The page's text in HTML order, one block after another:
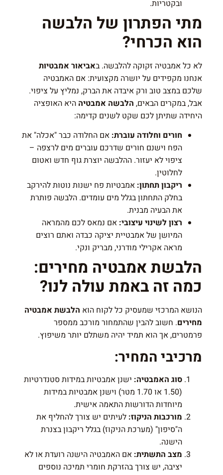
ובקטריות.
מתי הפתרון של הלבשה
הוא הכרחי?
לא כל אמבטיה זקוקה להלבשה. באביאור אמבטיות
אנחנו מקפידים על יושרה מקצועית: אם האמבטיה
שלכם במצב טוב ורק איבדה את הברק, נמליץ על ציפוי.
אבל, במקרים הבאים, הלבשה אמבטיההיא האופציה
היחידה שתיתן לכם שקט לשנים קדימה:
חורים וחלודה עוברת:אם החלודה כבר "אכלה" את
הפח וישנם חורים שדרכם עוברים מים לרצפה –
ציפוי לא יעזור. ההלבשה יוצרת גוף חדש ואטום
לחלוטין.
ריקבון תחתון:אמבטיות פח ישנות נוטות להירקב
בחלק התחתון בגלל מים עומדים. הלבשה פותרת
את הבעיה מבנית.
רצון לשינוי עיצובי:אם נמאס לכם מהמראה
המיושן של אמבטיית יציקה כבדה ואתם רוצים
מראה אקרילי מודרני, מבריק ונקי.
הלבשת אמבטיה מחירים:
כמה זה באמת עולה לנו?
הנושא המרכזי שמעסיק כל לקוח הוא הלבשת אמבטיה
מחירים. חשוב להבין שהתמחור מורכב ממספר
פרמטרים, אך הוא תמיד יהיה משתלם יותר משיפוץ.
מרכיבי המחיר:
סוג האמבטיה:ישנן אמבטיות במידות סטנדרטיות
(1.50 או 1.70 מטר) וישנן אמבטיות במידות
מיוחדות הדורשות התאמה אישית.
מורכבות הניקוז:לעיתים יש צורך להחליף את
ה"סיפון" (מערכת הניקוז) בגלל ריקבון בצנרת
הישנה.
מצב התשתית:אם האמבטיה הישנה רועדת או לא
יציבה, יש צורך בהזרקת חומרי תמיכה נוספים